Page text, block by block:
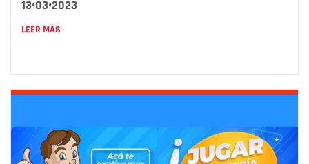
13•03•2023
LEER MÁS